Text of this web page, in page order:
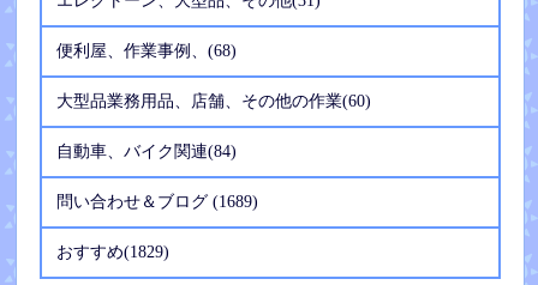
便利屋、作業事例、(68)
大型品業務用品、店舗、その他の作業(60)
自動車、バイク関連(84)
問い合わせ＆ブログ (1689)
おすすめ(1829)